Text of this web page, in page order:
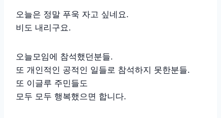
오늘은 정말 푸욱 자고 싶네요.
비도 내리구요.
오늘모임에 참석했던분들.
또 개인적인 공적인 일들로 참석하지 못한분들.
또 이글루 주민들도
모두 모두 행복했으면 합니다.